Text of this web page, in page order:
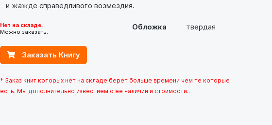
и жажде справедливого возмездия.
Обложка твердая
Нет на складе.
Можно заказать.
Заказать Книгу
* Заказ книг которых нет на складе берет больше времени чем те которые
есть. Мы дополнительно известием о ее наличии и стоимости..